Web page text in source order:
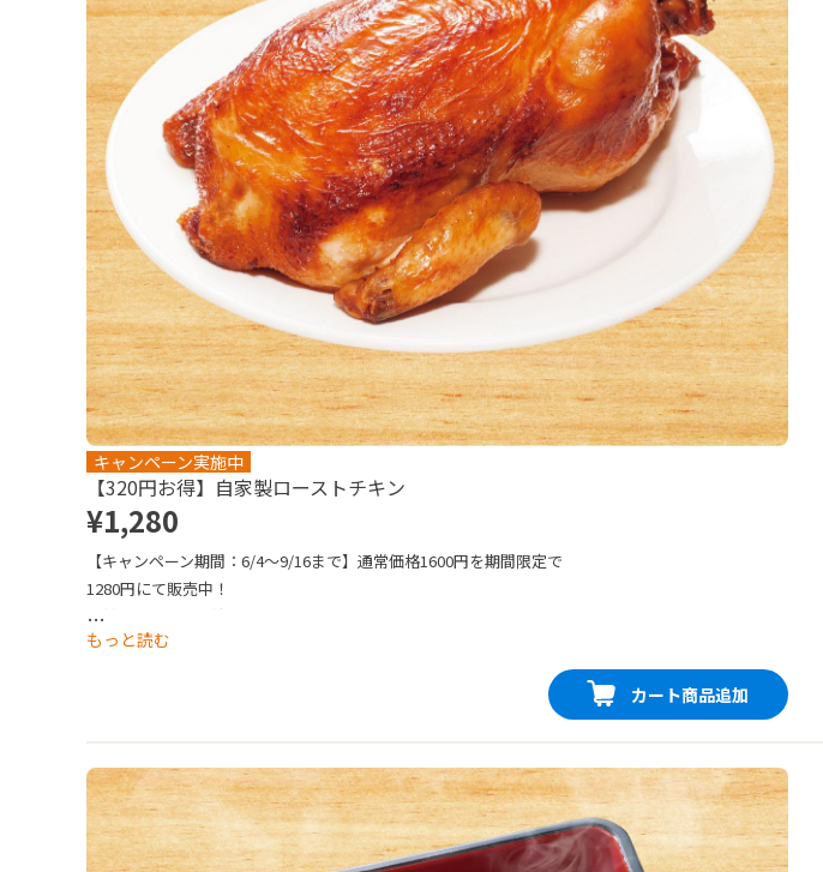
キャンペーン実施中
【320円お得】自家製ローストチキン
¥1,280
【キャンペーン期間：6/4～9/16まで】通常価格1600円を期間限定で
1280円にて販売中！
自社工場で丸ごと焼き上げた鶏肉は、しっとりやわらか。食卓を豪華
に彩る一品です。
…
もっと読む
カート商品追加